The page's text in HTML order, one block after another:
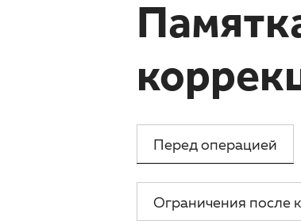
Перед операцией
Ограничения после